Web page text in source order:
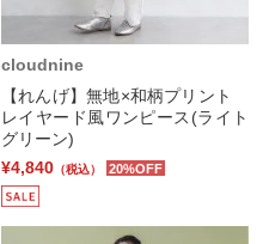
cloudnine
【れんげ】無地×和柄プリント
レイヤード風ワンピース(ライト
グリーン)
¥4,840 （税込） 20%OFF